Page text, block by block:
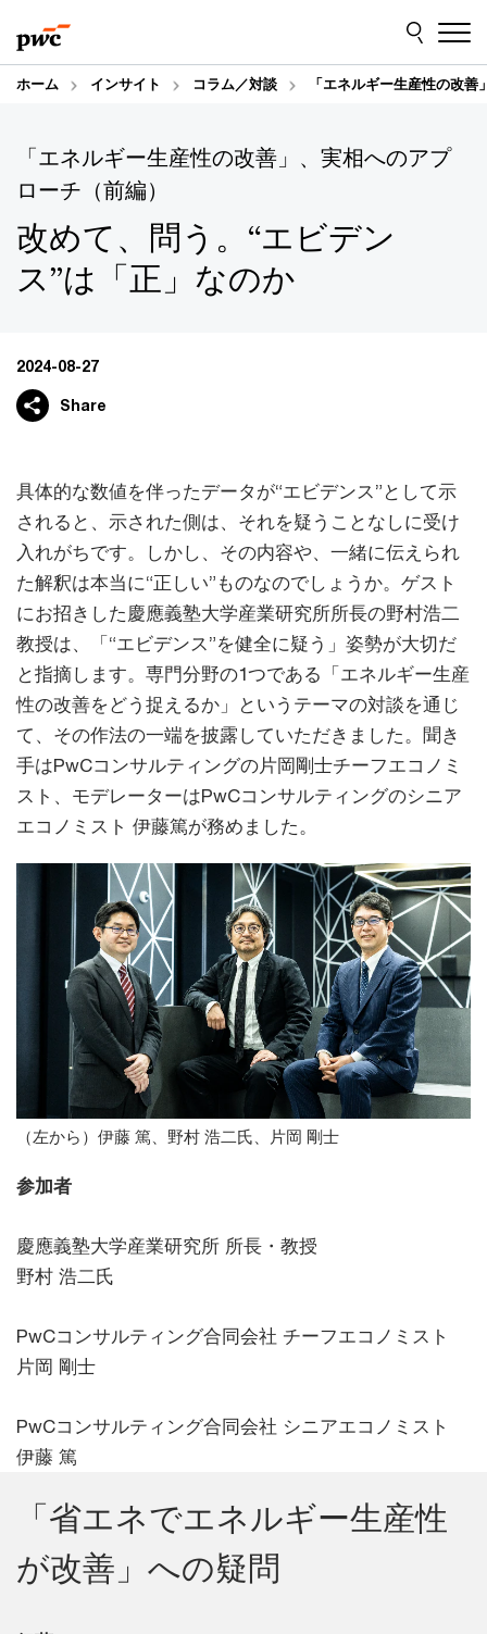
to
content
to
footer
ホーム インサイト コラム／対談 「エネルギー生産性の改
「エネルギー生産性の改善」、実相へのアプ
ローチ（前編）
改めて、問う。“エビデン
ス”は「正」なのか
2024-08-27
Share
具体的な数値を伴ったデータが“エビデンス”として示
されると、示された側は、それを疑うことなしに受け
入れがちです。しかし、その内容や、一緒に伝えられ
た解釈は本当に“正しい”ものなのでしょうか。ゲスト
にお招きした慶應義塾大学産業研究所所長の野村浩二
教授は、「“エビデンス”を健全に疑う」姿勢が大切だ
と指摘します。専門分野の1つである「エネルギー生産
性の改善をどう捉えるか」というテーマの対談を通じ
て、その作法の一端を披露していただきました。聞き
手はPwCコンサルティングの片岡剛士チーフエコノミ
スト、モデレーターはPwCコンサルティングのシニア
エコノミスト 伊藤篤が務めました。
（左から）伊藤 篤、野村 浩二氏、片岡 剛士
参加者
慶應義塾大学産業研究所 所長・教授
野村 浩二氏
PwCコンサルティング合同会社 チーフエコノミスト
片岡 剛士
PwCコンサルティング合同会社 シニアエコノミスト
伊藤 篤
「省エネでエネルギー生産性
が改善」への疑問